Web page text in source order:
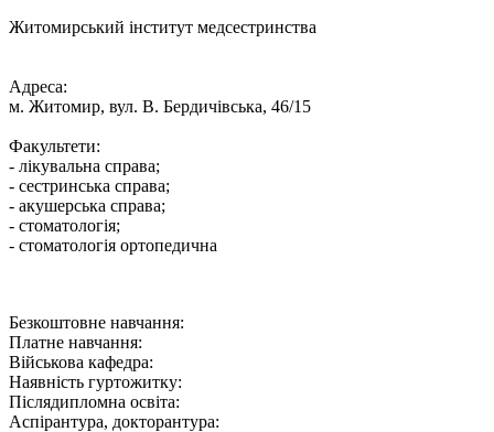
Житомирський інститут медсестринства
Адреса:
м. Житомир, вул. В. Бердичівська, 46/15
Факультети:
- лікувальна справа;
- сестринська справа;
- акушерська справа;
- стоматологія;
- стоматологія ортопедична
Безкоштовне навчання:
Платне навчання:
Військова кафедра:
Наявність гуртожитку:
Післядипломна освіта:
Аспірантура, докторантура: